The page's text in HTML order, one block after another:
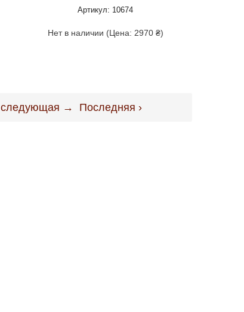
Артикул: 10674
Нет в наличии (Цена: 2970 ₴)
следующая → Последняя ›